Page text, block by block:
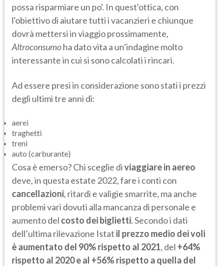
possa risparmiare un po'. In quest'ottica, con
l'obiettivo di aiutare tutti i vacanzieri e chiunque
dovrà mettersi in viaggio prossimamente,
Altroconsumoha dato vita a un’indagine molto
interessante in cui si sono calcolati i rincari.
Ad essere presi in considerazione sono stati i prezzi
degli ultimi tre anni di:
aerei
traghetti
treni
auto (carburante)
Cosa è emerso? Chi sceglie diviaggiare in aereo
deve, in questa estate 2022, fare i conti con
cancellazioni, ritardi e valigie smarrite, ma anche
problemi vari dovuti alla mancanza di personale e
aumento del costo dei biglietti. Secondo i dati
dell’ultima rilevazione Istat il prezzo medio dei voli
è aumentato del 90% rispetto al 2021, del +64%
rispetto al 2020 e al +56% rispetto a quella del